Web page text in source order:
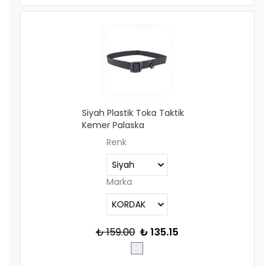
Siyah Plastik Toka Taktik
Kemer Palaska
Renk
Marka
₺ 159.00 ₺ 135.15